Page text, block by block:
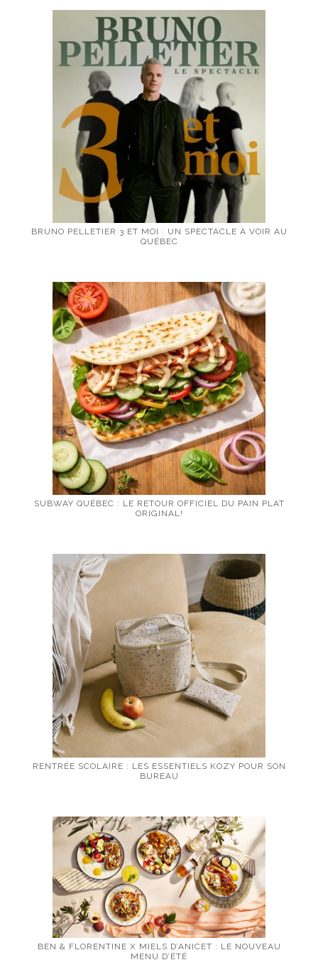
BRUNO PELLETIER 3 ET MOI : UN SPECTACLE À VOIR AU
QUÉBEC
SUBWAY QUÉBEC : LE RETOUR OFFICIEL DU PAIN PLAT
ORIGINAL!
RENTRÉE SCOLAIRE : LES ESSENTIELS KOZY POUR SON
BUREAU
BEN & FLORENTINE X MIELS D’ANICET : LE NOUVEAU
MENU D’ÉTÉ